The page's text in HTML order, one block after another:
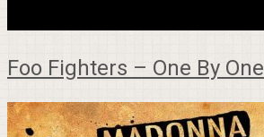
Foo Fighters – One By One